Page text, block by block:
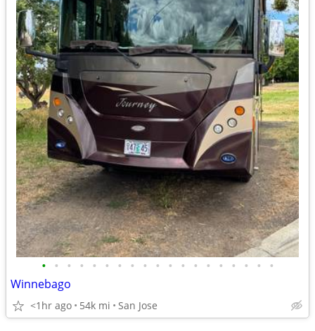
• • • • • • • • • • • • • • • • • • •
Winnebago
<1hr ago 54k mi San Jose